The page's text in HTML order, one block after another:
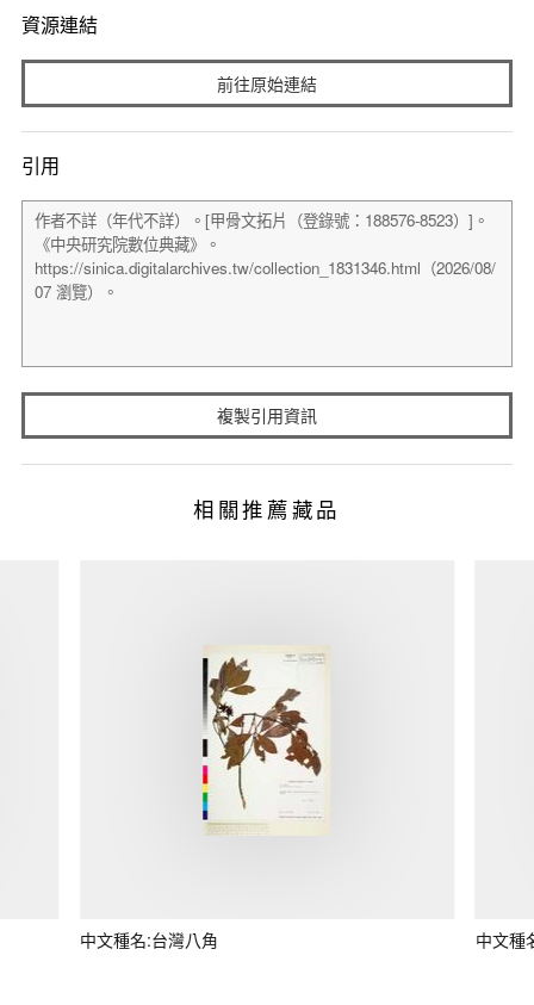
資源連結
前往原始連結
引用
複製引用資訊
相關推薦藏品
中文種名:台灣八角 中文種